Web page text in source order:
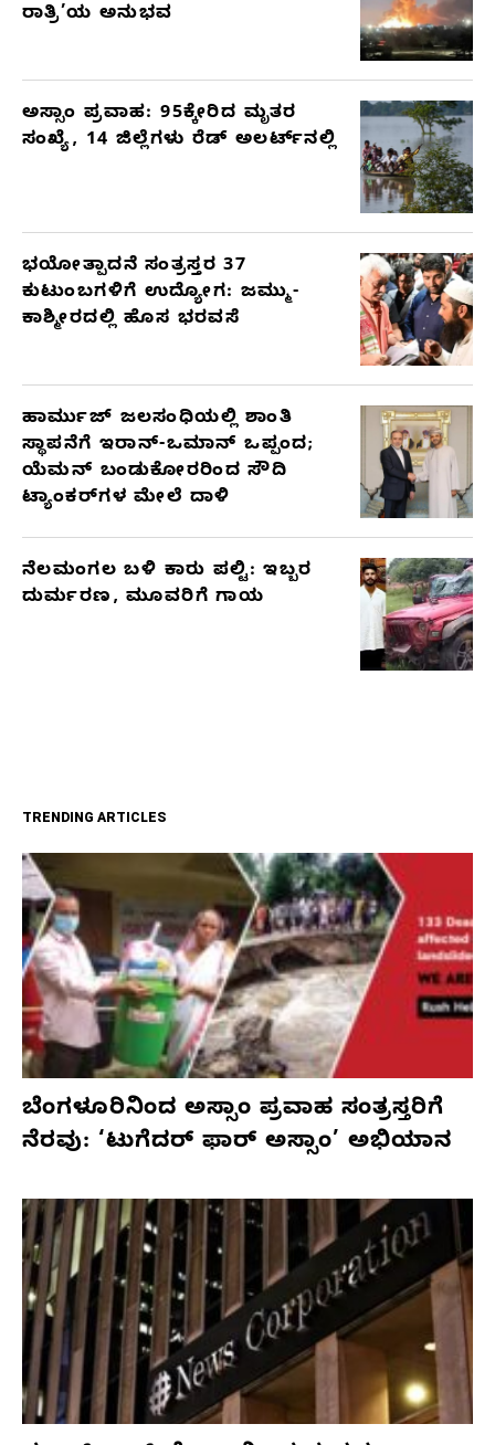
ರಾತ್ರಿ’ಯ ಅನುಭವ
ಅಸ್ಸಾಂ ಪ್ರವಾಹ: 95ಕ್ಕೇರಿದ ಮೃತರ
ಸಂಖ್ಯೆ, 14 ಜಿಲ್ಲೆಗಳು ರೆಡ್ ಅಲರ್ಟ್‌ನಲ್ಲಿ
ಭಯೋತ್ಪಾದನೆ ಸಂತ್ರಸ್ತರ 37
ಕುಟುಂಬಗಳಿಗೆ ಉದ್ಯೋಗ: ಜಮ್ಮು-
ಕಾಶ್ಮೀರದಲ್ಲಿ ಹೊಸ ಭರವಸೆ
ಹಾರ್ಮುಜ್ ಜಲಸಂಧಿಯಲ್ಲಿ ಶಾಂತಿ
ಸ್ಥಾಪನೆಗೆ ಇರಾನ್-ಒಮಾನ್ ಒಪ್ಪಂದ;
ಯೆಮನ್ ಬಂಡುಕೋರರಿಂದ ಸೌದಿ
ಟ್ಯಾಂಕರ್‌ಗಳ ಮೇಲೆ ದಾಳಿ
ನೆಲಮಂಗಲ ಬಳಿ ಕಾರು ಪಲ್ಟಿ: ಇಬ್ಬರ
ದುರ್ಮರಣ, ಮೂವರಿಗೆ ಗಾಯ
TRENDING ARTICLES
ಬೆಂಗಳೂರಿನಿಂದ ಅಸ್ಸಾಂ ಪ್ರವಾಹ ಸಂತ್ರಸ್ತರಿಗೆ
ನೆರವು: ‘ಟುಗೆದರ್ ಫಾರ್ ಅಸ್ಸಾಂ’ ಅಭಿಯಾನ